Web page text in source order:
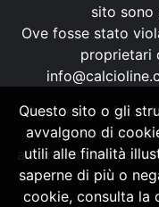
sito sono
Ove fosse stato
proprietari
Ogni testo e foto
possono
autorizzazione, ai
Questo sito o gli
avvalgono di
utili alle finalità
saperne di più o
cookie, consulta la